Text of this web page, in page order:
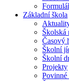
Základní škola
Školská
Časový
Školní
Školní
Projekty
Povinné